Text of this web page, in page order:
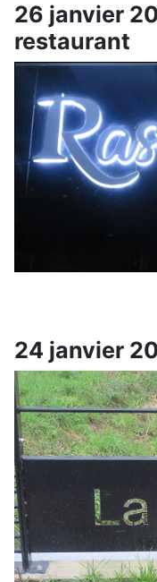
26 janvier
restaurant
24 janvier